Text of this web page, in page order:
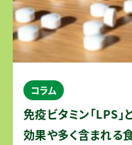
コラム
免疫ビタミン「LPS」
効果や多く含まれる